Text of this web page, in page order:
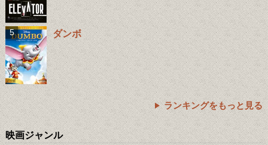
ダンボ
ランキングをもっと見る
映画ジャンル